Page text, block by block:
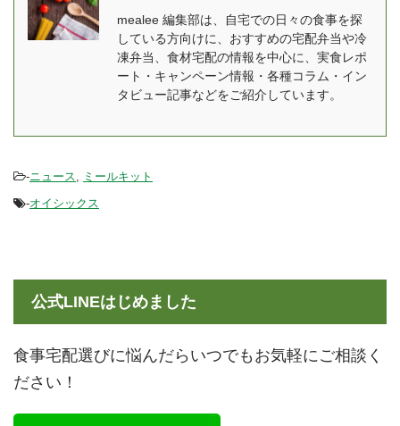
のエフピコ社と組んで販
売しているのが「レンジ
アップ惣菜」の「生から
惣菜」シリーズです。 特
殊な高性能プラスチック
栄養面についても、妊娠
中・産後とでそれぞれ違
うメニューとなってお
り、健康面でもしっかり
来ます。 関連記事：
mealee 編集部は、自宅での日々の食事を探
している方向けに、おすすめの宅配弁当や冷
凍弁当、食材宅配の情報を中心に、実食レポ
ート・キャンペーン情報・各種コラム・イン
タビュー記事などをご紹介しています。
-ニュース, ミールキット
-オイシックス
公式LINEはじめました
食事宅配選びに悩んだらいつでもお気軽にご相談く
ださい！